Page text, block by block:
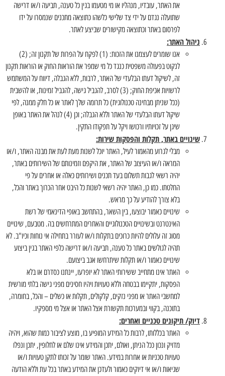
את האתר, עובדיו, מנהליו או מי מטעמו בגין כל טענה, תביעה ו/או דרישה
שתועלה נגדם על ידי צד שלישי כלשהו כתוצאה מתכנים שנמסרו על ידו
לפרסום באתר וכתוצאה מקישורים שביצע לאתר.
ניהול האתר:
אנו שומרים לעצמנו את הזכות: (1) לפקח על הפרות של תקנון זה; (2)
לנקוט בפעולה משפטית כנגד כל מי שמפר את הוראות החוק או הוראות תקנון
זה, לשיקול דעתו הבלעדי של האתר, לרבות, ללא הגבלה, דיווח על המשתמש
לרשויות אכיפת החוק; (3) לסרב, להגביל גישה, להגביל זמינות, או להשבית
(ככל שניתן מבחינה טכנולוגית) כל תרומה שלך לאתר או כל חלק ממנה, לפי
שיקול דעתו הבלעדי של האתר וללא הגבלה; וכן (4) לנהל את האתר באופן
שיגן על זכויותיו ורכושו ויקל על תפקודו התקין.
שינויים באתר, תקלות והפסקות שירות:
מבלי לגרוע מהאמור לעיל, האתר יוכל לשנות מעת לעת את מבנה האתר, ו/או
המראה ו/או העיצוב של האתר, את היקפם וזמינותם של השירותים באתר,
יהיה רשאי לגבות תשלום בעד תכנים ושירותים כאלה או אחרים על פי
החלטתו. כמו כן, האתר יהיה רשאי לשנות כל היבט אחר הכרוך באתר והכל,
בלא צורך להודיע על כך מראש.
שינויים כאמור יבוצעו, בין השאר, בהתחשב באופי הדינאמי של רשת
האינטרנט ובשינויים הטכנולוגיים והאחרים המתרחשים בה. מטבעם, שינויים
מסוג זה עלולים להיות כרוכים בתקלות ו/או לעורר בתחילה אי נוחות וכיו"ב. לא
תהיה לגולשים באתר כל טענה, תביעה ו/או דרישה כלפי האתר בגין ביצוע
שינויים כאמור ו/או תקלות שיתרחשו אגב ביצועם.
האתר אינו מתחייב ששירותי האתר לא יופרעו, יינתנו כסדרם או בלא
הפסקות, יתקיימו בבטחה וללא טעויות ויהיו חסינים מפני גישה בלתי מורשית
למחשבי האתר או מפני נזקים, קלקולים, תקלות או כשלים – והכל, בחומרה,
בתוכנה, בקווי ובמערכות תקשורת אצל האתר או אצל מי מספקיו.
דיוק/ תיקונים טכניים ואחרים:
האתר בכללותו, לרבות כל המידע המופיע בו, מוצע לציבור כמות שהוא, ויהיה
מדויק ונכון ככל הניתן, ואולם, יתכן והמידע אינו שלם או לחלופין, יתכן ונפלו
טעויות טכניות או אחרות במידע. האתר שומר על זכותו לתקן טעויות ו/או
שגיאות ו/או אי דיוקים כאמור ולעדכן את המידע באתר בכל עת וללא הודעה